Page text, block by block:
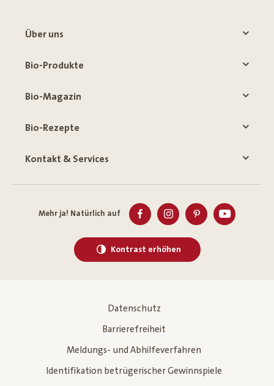
Über uns
Bio-Produkte
Bio-Magazin
Bio-Rezepte
Kontakt & Services
Mehr ja! Natürlich auf
Kontrast erhöhen
Datenschutz
Barrierefreiheit
Meldungs- und Abhilfeverfahren
Identifikation betrügerischer Gewinnspiele